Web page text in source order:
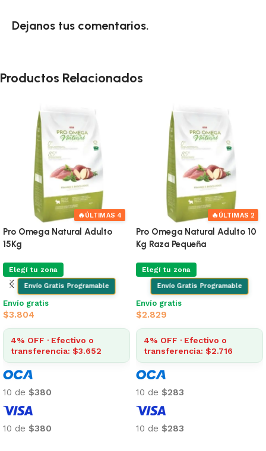
Dejanos tus comentarios.
Productos Relacionados
🔥ÚLTIMA!
Alimento Omega small breed
puppy 10Kg+Paños 60×60
Elegí tu zona
Envío Gratis Programable
Envío gratis
$3.775
4% OFF · Efectivo o
transferencia: $3.624
10 de$377
🔥ÚLTIMAS 2
Pro Omega Cachorro Raza
Pequeña De 10 Kg Mas Sobre
Elegí tu zona
Envío Gratis Programable
Envío gratis
$2.887
4% OFF · Efectivo o
transferencia: $2.772
10 de$289